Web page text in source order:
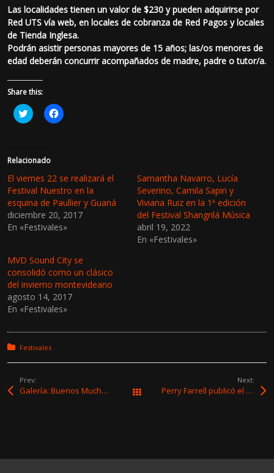
Las localidades tienen un valor de $230 y pueden adquirirse por
Red UTS vía web, en locales de cobranza de Red Pagos y locales
de Tienda Inglesa.
Podrán asistir personas mayores de 15 años; las/os menores de
edad deberán concurrir acompañados de madre, padre o tutor/a.
Share this:
H
a
c
a
r
a
c
o
m
p
a
i
r
e
n
T
w
i
t
r
S
a
r
e
t
H
a
a
r
a
c
o
m
p
a
i
r
e
n
F
a
c
e
o
e
r
n
Relacionado
El viernes 22 se realizará el
Festival Nuestro en la
esquina de Paullier y Guaná
diciembre 20, 2017
En «Festivales»
Samantha Navarro, Lucía
Severino, Camila Sapin y
Viviana Ruiz en la 1ª edición
del Festival Shangrilá Música
abril 19, 2022
En «Festivales»
MVD Sound City se
consolidó como un clásico
del invierno montevideano
agosto 14, 2017
En «Festivales»
Posted in:
Festivales
Prev:
Galería: Buenos Muchachos #RecitalEstival Todas las entradas
Next:
Perry Farrell publicó el primer tema junto a su nueva banda Kind Heaven Orchestra